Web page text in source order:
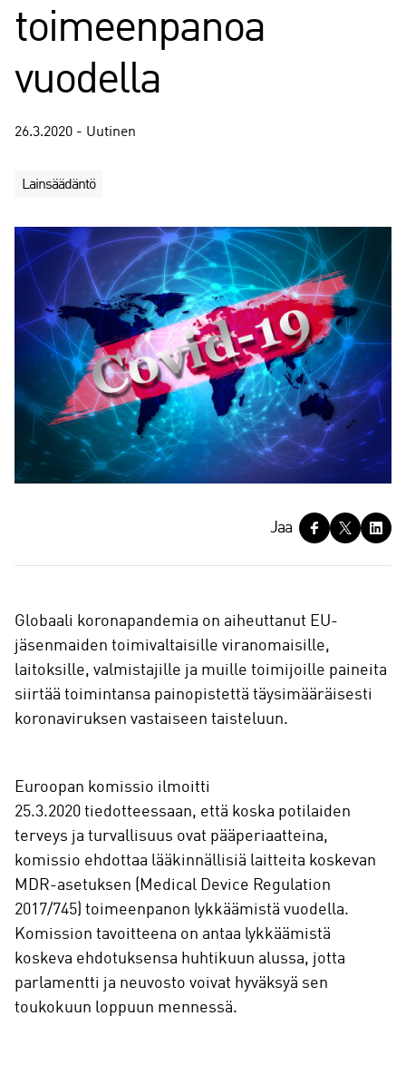
toimeenpanoa
vuodella
26.3.2020 - Uutinen
Lainsäädäntö
a
Jaa
Globaali koronapandemia on aiheuttanut EU-
jäsenmaiden toimivaltaisille viranomaisille,
laitoksille, valmistajille ja muille toimijoille paineita
siirtää toimintansa painopistettä täysimääräisesti
koronaviruksen vastaiseen taisteluun.
Euroopan komissio ilmoitti
25.3.2020 tiedotteessaan, että koska potilaiden
terveys ja turvallisuus ovat pääperiaatteina,
komissio ehdottaa lääkinnällisiä laitteita koskevan
MDR-asetuksen (Medical Device Regulation
2017/745) toimeenpanon lykkäämistä vuodella.
Komission tavoitteena on antaa lykkäämistä
koskeva ehdotuksensa huhtikuun alussa, jotta
parlamentti ja neuvosto voivat hyväksyä sen
toukokuun loppuun mennessä.